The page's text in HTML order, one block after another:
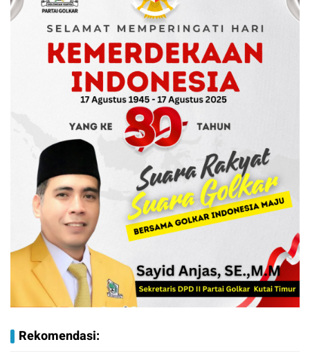
Rekomendasi: